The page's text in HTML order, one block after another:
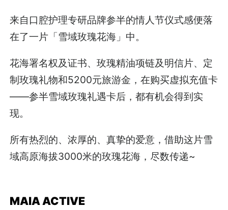
来自口腔护理专研品牌参半的情人节仪式感便落
在了一片「雪域玫瑰花海」中。
花海署名权及证书、玫瑰精油项链及明信片、定
制玫瑰礼物和5200元旅游金，在购买虚拟充值卡
——参半雪域玫瑰礼遇卡后，都有机会得到实
现。
所有热烈的、浓厚的、真挚的爱意，借助这片雪
域高原海拔3000米的玫瑰花海，尽数传递~
MAIA ACTIVE